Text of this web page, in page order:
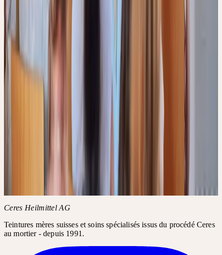
+41 71 466 82 82
CHF 649
CHF 769
S'inscrire
Délai d'inscription
Für Abmeldungen gelten die Allgemeinen Geschäftsbedingungen
Informations complémentaires
FAQ de
Ceres Heilmittel AG
Teintures mères suisses et soins spécialisés issus du procédé Ceres
au mortier - depuis 1991.